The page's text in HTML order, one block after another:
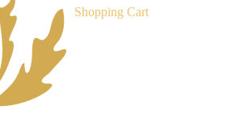
Shopping Cart